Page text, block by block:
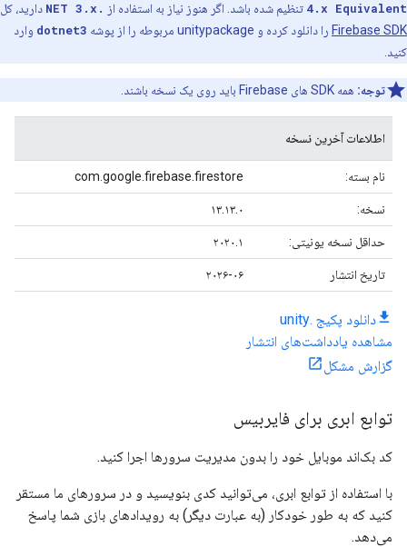
4.x Equivalent تنظیم شده باشد. اگر هنوز نیاز به استفاده از .NET 3.x
دارید، کل
Firebase SDK را دانلود کرده و unitypackage مربوطه را از پوشه dotnet3 وارد
کنید.
توجه: همه SDK های Firebase باید روی یک نسخه باشند.
اطلاعات آخرین نسخه
نام بسته: com.google.firebase.firestore
نسخه: ۱۳.۱۳.۰
حداقل نسخه یونیتی: ۲۰۲۰.۱
تاریخ انتشار ۲۰۲۶-۰۶
دانلود پکیج .unity
مشاهده یادداشت‌های انتشار
گزارش مشکل
توابع ابری برای فایربیس
کد بک‌اند موبایل خود را بدون مدیریت سرورها اجرا کنید.
با استفاده از توابع ابری، می‌توانید کدی بنویسید و در سرورهای ما مستقر
کنید که به طور خودکار (به عبارت دیگر) به رویدادهای بازی شما پاسخ
می‌دهد.